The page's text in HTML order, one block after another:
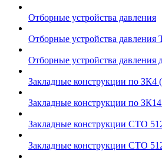
Отборные устройства давления
Отборные устройства давления
Отборные устройства давления
Закладные конструкции по
Закладные конструкции по
Закладные конструкции СТО
Закладные конструкции СТО